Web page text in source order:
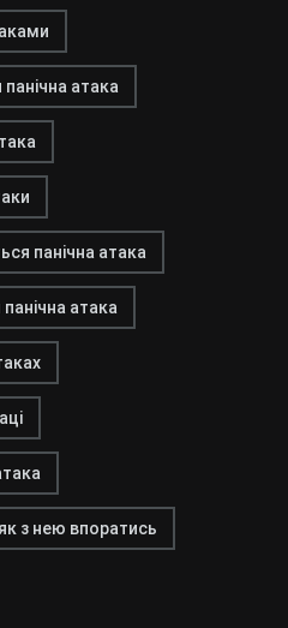
атака
панічна атака
атака
з нею впоратись